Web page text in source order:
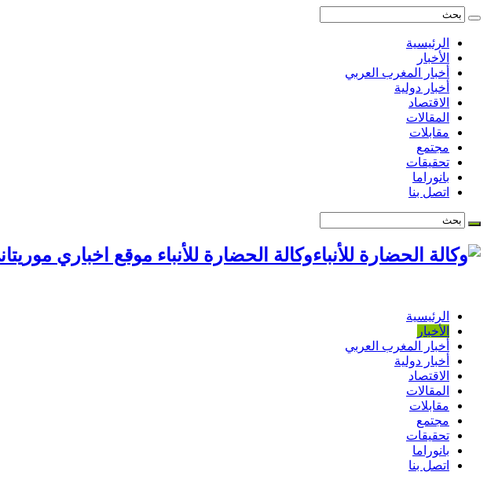
الرئيسية
الأخبار
أخبار المغرب العربي
أخبار دولية
الاقتصاد
المقالات
مقابلات
مجتمع
تحقيقات
بانوراما
اتصل بنا
وكالة الحضارة للأنباء موقع اخباري
الرئيسية
الأخبار
أخبار المغرب العربي
أخبار دولية
الاقتصاد
المقالات
مقابلات
مجتمع
تحقيقات
بانوراما
اتصل بنا